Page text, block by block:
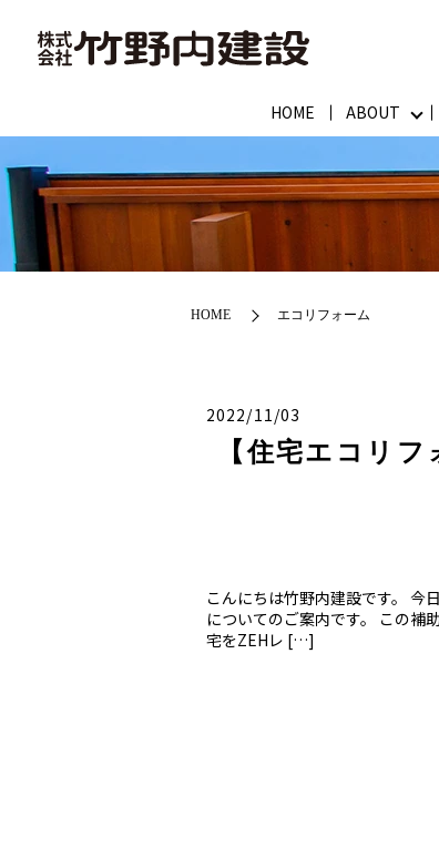
HOME ABOUT
HOME エコリフォーム
2022/11/03
【住宅エコリ
こんにちは竹野内建設です。 今
についてのご案内です。 この補
宅をZEHレ […]